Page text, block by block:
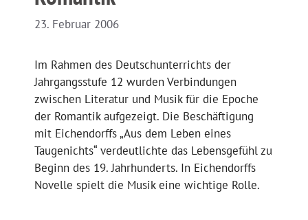
23. Februar 2006
Im Rahmen des Deutschunterrichts der
Jahrgangsstufe 12 wurden Verbindungen
zwischen Literatur und Musik für die Epoche
der Romantik aufgezeigt. Die Beschäftigung
mit Eichendorffs „Aus dem Leben eines
Taugenichts“ verdeutlichte das Lebensgefühl zu
Beginn des 19. Jahrhunderts. In Eichendorffs
Novelle spielt die Musik eine wichtige Rolle.